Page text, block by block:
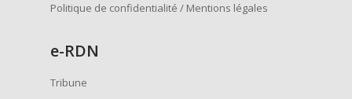
Politique de confidentialité / Mentions légales
e-RDN
Tribune